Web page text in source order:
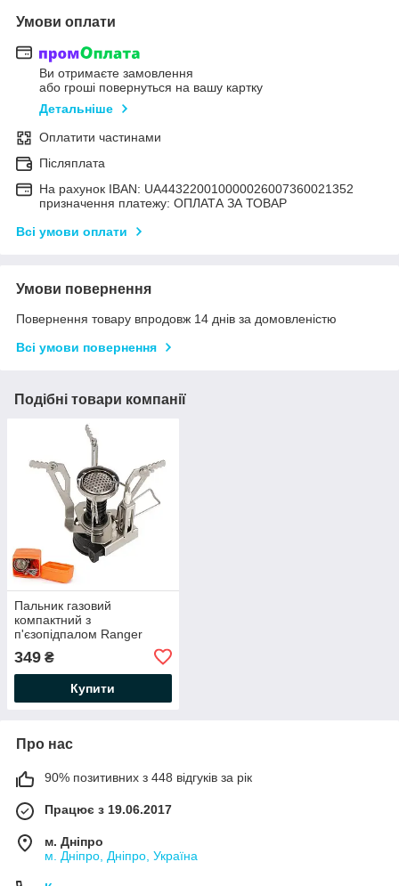
Умови оплати
Ви отримаєте замовлення
або гроші повернуться на вашу картку
Детальніше
Оплатити частинами
Післяплата
На рахунок IBAN: UA443220010000026007360021352
призначення платежу: ОПЛАТА ЗА ТОВАР
Всі умови оплати
Умови повернення
Повернення товару впродовж 14 днів за домовленістю
Всі умови повернення
Подібні товари компанії
Пальник газовий
компактний з
п'єзопідпалом Ranger
349 ₴
Купити
Про нас
90% позитивних з 448 відгуків за рік
Працює з 19.06.2017
м. Дніпро
м. Дніпро, Дніпро, Україна